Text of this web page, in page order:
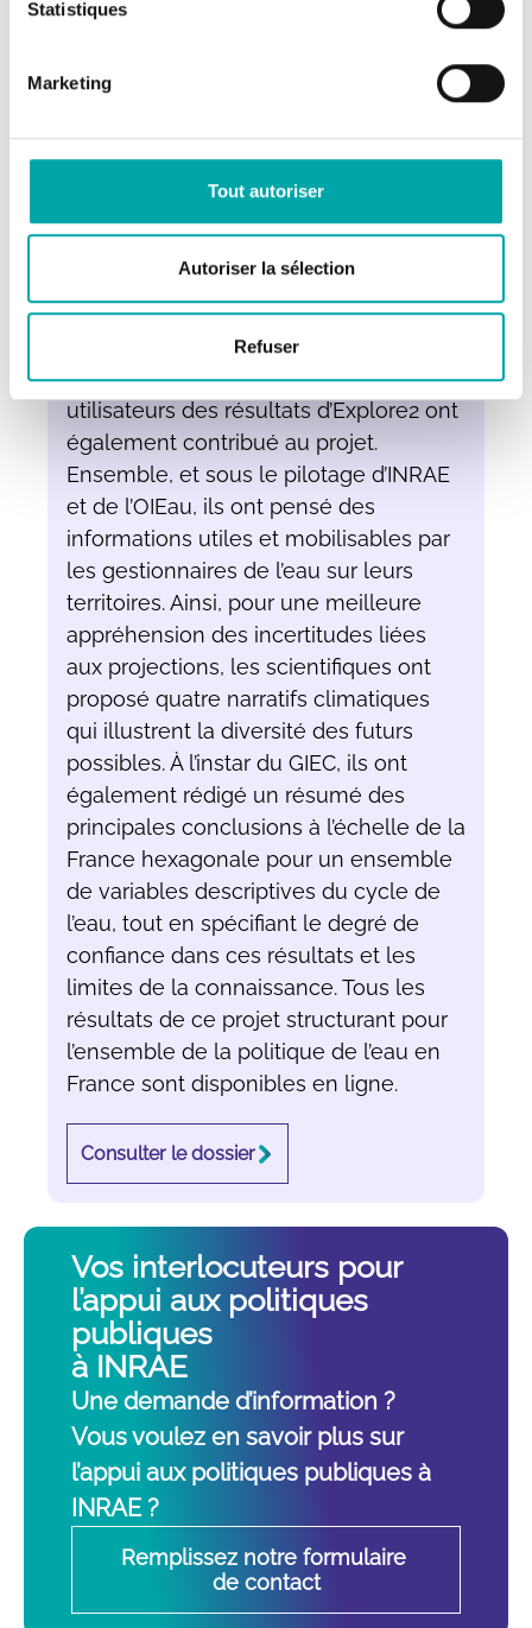
Statistiques
Marketing
Tout autoriser
Autoriser la sélection
Refuser
l’échelle de la France hexagonale, tout
produit un ensemble de projections
modèles appliqués, de résolution
spatiale et temporelle, sans équivalent
en Europe, grâce à une communauté
d’organismes différents mobilisés et
fédérés autour des enjeux du
changement climatique. Une centaine
de représentants des potentiels
utilisateurs des résultats d’Explore2 ont
également contribué au projet.
Ensemble, et sous le pilotage d’INRAE
et de l’OIEau, ils ont pensé des
informations utiles et mobilisables par
les gestionnaires de l’eau sur leurs
territoires. Ainsi, pour une meilleure
appréhension des incertitudes liées
aux projections, les scientifiques ont
proposé quatre narratifs climatiques
qui illustrent la diversité des futurs
possibles. À l’instar du GIEC, ils ont
également rédigé un résumé des
principales conclusions à l’échelle de la
France hexagonale pour un ensemble
de variables descriptives du cycle de
l’eau, tout en spécifiant le degré de
confiance dans ces résultats et les
limites de la connaissance. Tous les
résultats de ce projet structurant pour
l’ensemble de la politique de l’eau en
France sont disponibles en ligne.
Consulter le dossier
Vos interlocuteurs pour
l’appui aux politiques
publiques
à INRAE
Une demande d’information ?
Vous voulez en savoir plus sur
l’appui aux politiques publiques à
INRAE ?
Remplissez notre formulaire
de contact